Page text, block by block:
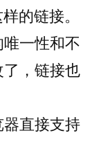
的链接。
一性和不
，链接也
直接支持